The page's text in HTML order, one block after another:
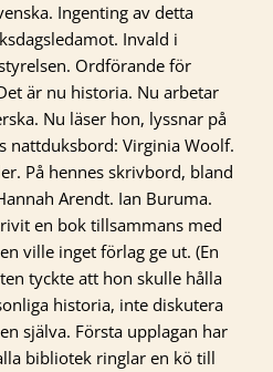
Ingenting av detta
Invald i
Ordförande för
är nu historia. Nu arbetar
Nu läser hon, lyssnar på
nattduksbord: Virginia Woolf.
På hennes skrivbord, bland
Arendt. Ian Buruma.
en bok tillsammans med
ville inget förlag ge ut. (En
tyckte att hon skulle hålla
historia, inte diskutera
själva. Första upplagan har
bibliotek ringlar en kö till